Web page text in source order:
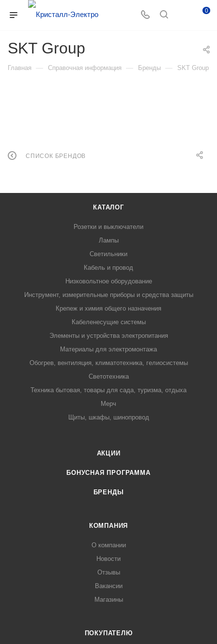
0
SKT Group
Главная — Справочная информация — Бренды — SKT Group
СПИСОК БРЕНДОВ
КАТАЛОГ
Розетки и выключатели
Лампы
Светильники
Кабель и провод
Низковольтное оборудование
Инструмент, измерительные приборы и средства защиты
Крепеж и химия общего назначения
Кабеленесущие системы
Элементы и устройства электропитания
Материалы для электромонтажа
Обогрев, вентиляция, климатотехника, гелиосистемы
Светотехника
Техника бытовая, товары для сада, туризма, отдыха
Мерч
Щиты, шкафы, шинопровод
АКЦИИ
БОНУСНАЯ ПРОГРАММА
БРЕНДЫ
КОМПАНИЯ
О компании
Новости
Отзывы
Вакансии
Магазины
ПОКУПАТЕЛЮ